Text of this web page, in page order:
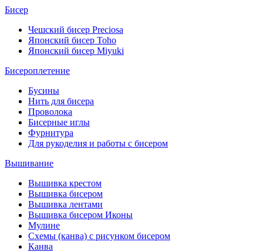
Бисер
Чешский бисер Preciosa
Японский бисер Toho
Японский бисер Miyuki
Бисероплетение
Бусины
Нить для бисера
Проволока
Бисерные иглы
Фурнитура
Для рукоделия и работы с бисером
Вышивание
Вышивка крестом
Вышивка бисером
Вышивка лентами
Вышивка бисером Иконы
Мулине
Схемы (канва) с рисунком бисером
Канва